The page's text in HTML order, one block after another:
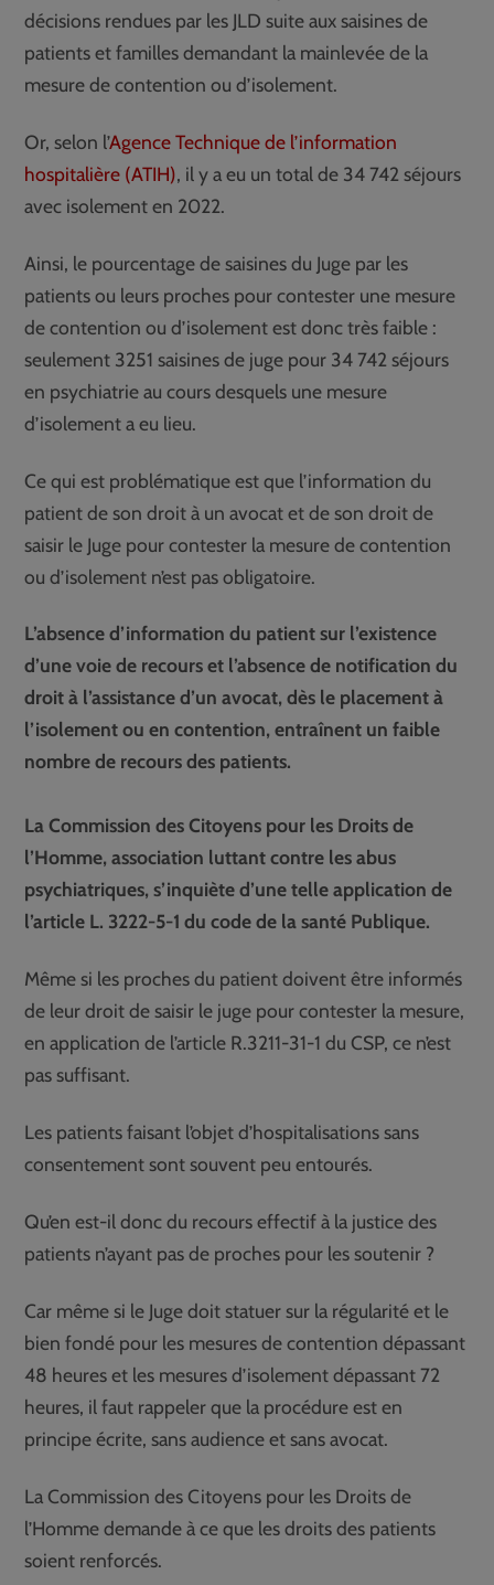
décisions rendues par les JLD suite aux saisines de
patients et familles demandant la mainlevée de la
mesure de contention ou d’isolement.
Or, selon l’Agence Technique de l’information
hospitalière (ATIH), il y a eu un total de 34 742 séjours
avec isolement en 2022.
Ainsi, le pourcentage de saisines du Juge par les
patients ou leurs proches pour contester une mesure
de contention ou d’isolement est donc très faible :
seulement 3251 saisines de juge pour 34 742 séjours
en psychiatrie au cours desquels une mesure
d’isolement a eu lieu.
Ce qui est problématique est que l’information du
patient de son droit à un avocat et de son droit de
saisir le Juge pour contester la mesure de contention
ou d’isolement n’est pas obligatoire.
L’absence d’information du patient sur l’existence
d’une voie de recours et l’absence de notification du
droit à l’assistance d’un avocat, dès le placement à
l’isolement ou en contention, entraînent un faible
nombre de recours des patients.
La Commission des Citoyens pour les Droits de
l’Homme, association luttant contre les abus
psychiatriques, s’inquiète d’une telle application de
l’article L. 3222-5-1 du code de la santé Publique.
Même si les proches du patient doivent être informés
de leur droit de saisir le juge pour contester la mesure,
en application de l’article R.3211-31-1 du CSP, ce n’est
pas suffisant.
Les patients faisant l’objet d’hospitalisations sans
consentement sont souvent peu entourés.
Qu’en est-il donc du recours effectif à la justice des
patients n’ayant pas de proches pour les soutenir ?
Car même si le Juge doit statuer sur la régularité et le
bien fondé pour les mesures de contention dépassant
48 heures et les mesures d’isolement dépassant 72
heures, il faut rappeler que la procédure est en
principe écrite, sans audience et sans avocat.
La Commission des Citoyens pour les Droits de
l’Homme demande à ce que les droits des patients
soient renforcés.